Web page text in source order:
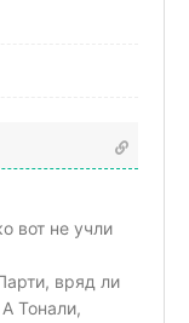
вот не учли
вряд ли
Тонали,